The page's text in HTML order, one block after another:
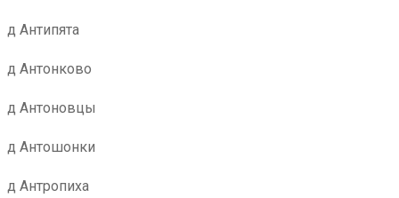
д Антипята
д Антонково
д Антоновцы
д Антошонки
д Антропиха